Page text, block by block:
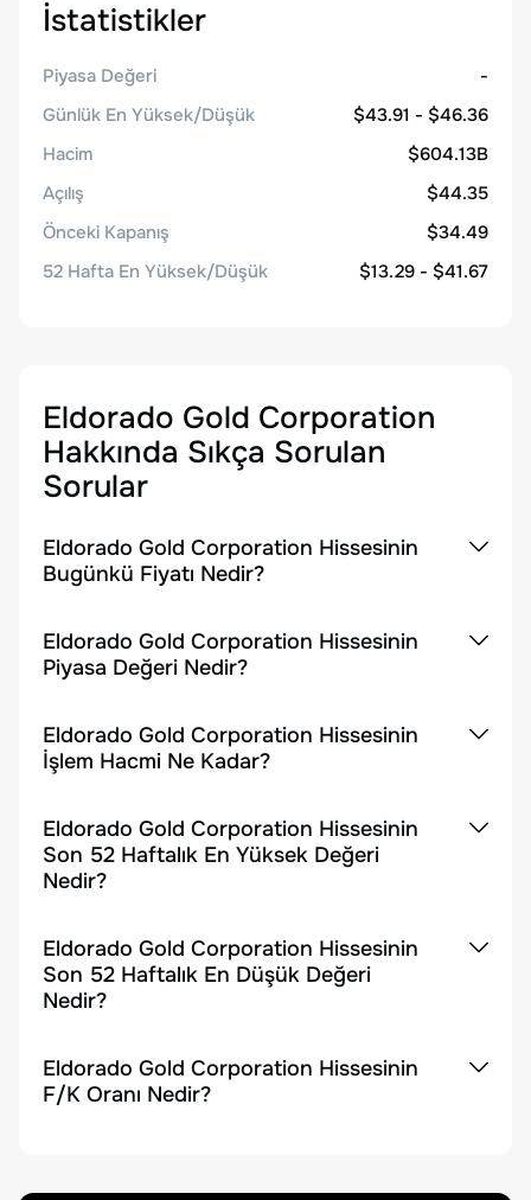
İstatistikler
Piyasa Değeri
-
Günlük En Yüksek/Düşük
$43.91 - $46.36
Hacim
$604.13B
Açılış
$44.35
Önceki Kapanış
$34.49
52 Hafta En Yüksek/Düşük
$13.29 - $41.67
Eldorado Gold Corporation
Hakkında Sıkça Sorulan
Sorular
Eldorado Gold Corporation Hissesinin
Bugünkü Fiyatı Nedir?
Eldorado Gold Corporation Hissesinin
Piyasa Değeri Nedir?
Eldorado Gold Corporation Hissesinin
İşlem Hacmi Ne Kadar?
Eldorado Gold Corporation Hissesinin
Son 52 Haftalık En Yüksek Değeri
Nedir?
Eldorado Gold Corporation Hissesinin
Son 52 Haftalık En Düşük Değeri
Nedir?
Eldorado Gold Corporation Hissesinin
F/K Oranı Nedir?